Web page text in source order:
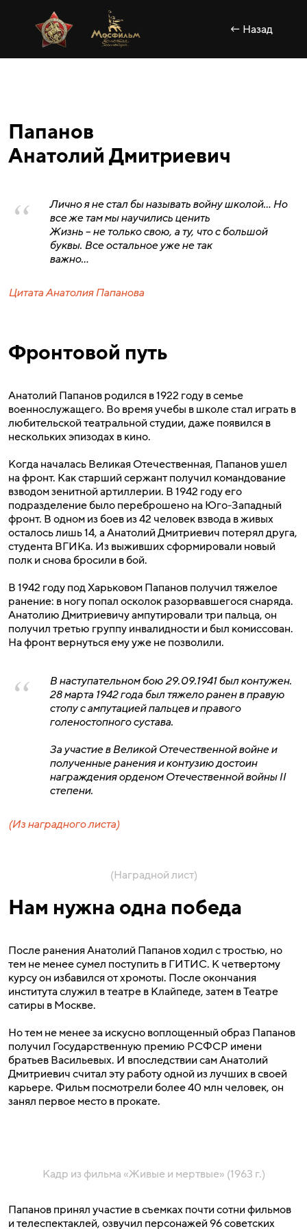
← Назад
Папанов
Анатолий Дмитриевич
Лично я не стал бы называть войну школой… Но
все же там мы научились ценить
Жизнь – не только свою, а ту, что с большой
буквы. Все остальное уже не так
важно…
Цитата Анатолия Папанова
Фронтовой путь
Анатолий Папанов родился в 1922 году в семье
военнослужащего. Во время учебы в школе стал играть в
любительской театральной студии, даже появился в
нескольких эпизодах в кино.
Когда началась Великая Отечественная, Папанов ушел
на фронт. Как старший сержант получил командование
взводом зенитной артиллерии. В 1942 году его
подразделение было переброшено на Юго-Западный
фронт. В одном из боев из 42 человек взвода в живых
осталось лишь 14, а Анатолий Дмитриевич потерял друга,
студента ВГИКа. Из выживших сформировали новый
полк и снова бросили в бой.
В 1942 году под Харьковом Папанов получил тяжелое
ранение: в ногу попал осколок разорвавшегося снаряда.
Анатолию Дмитриевичу ампутировали три пальца, он
получил третью группу инвалидности и был комиссован.
На фронт вернуться ему уже не позволили.
В наступательном бою 29.09.1941 был контужен.
28 марта 1942 года был тяжело ранен в правую
стопу с ампутацией пальцев и правого
голеностопного сустава.
За участие в Великой Отечественной войне и
полученные ранения и контузию достоин
награждения орденом Отечественной войны II
степени.
(Из наградного листа)
(Наградной лист)
Нам нужна одна победа
После ранения Анатолий Папанов ходил с тростью, но
тем не менее сумел поступить в ГИТИС. К четвертому
курсу он избавился от хромоты. После окончания
института служил в театре в Клайпеде, затем в Театре
сатиры в Москве.
Но тем не менее за искусно воплощенный образ Папанов
получил Государственную премию РСФСР имени
братьев Васильевых. И впоследствии сам Анатолий
Дмитриевич считал эту работу одной из лучших в своей
карьере. Фильм посмотрели более 40 млн человек, он
занял первое место в прокате.
Кадр из фильма «Живые и мертвые» (1963 г.)
Папанов принял участие в съемках почти сотни фильмов
и телеспектаклей, озвучил персонажей 96 советских